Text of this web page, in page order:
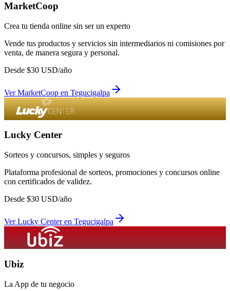
MarketCoop
Crea tu tienda online sin ser un experto
Vende tus productos y servicios sin intermediarios ni comisiones por
venta, de manera segura y personal.
Desde $30 USD/año
VerMarketCoop en Tegucigalpa
Lucky Center
Sorteos y concursos, simples y seguros
Plataforma profesional de sorteos, promociones y concursos online
con certificados de validez.
Desde $30 USD/año
VerLucky Centeren Tegucigalpa
Ubiz
La App de tu negocio